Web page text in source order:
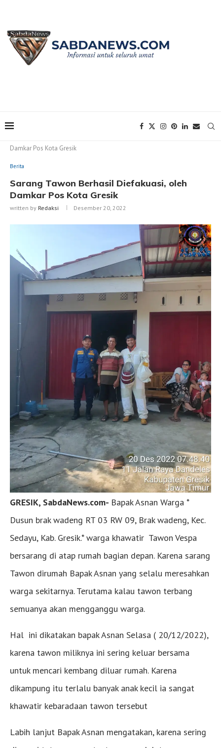
Damkar Pos Kota Gresik
Berita
Sarang Tawon Berhasil Diefakuasi, oleh
Damkar Pos Kota Gresik
written by Redaksi Desember 20, 2022
GRESIK, SabdaNews.com- Bapak Asnan Warga *
Dusun brak wadeng RT 03 RW 09, Brak wadeng, Kec.
Sedayu, Kab. Gresik.* warga khawatir Tawon Vespa
bersarang di atap rumah bagian depan. Karena sarang
Tawon dirumah Bapak Asnan yang selalu meresahkan
warga sekitarnya. Terutama kalau tawon terbang
semuanya akan mengganggu warga.
Hal ini dikatakan bapak Asnan Selasa ( 20/12/2022),
karena tawon miliknya ini sering keluar bersama
untuk mencari kembang diluar rumah. Karena
dikampung itu terlalu banyak anak kecil ia sangat
khawatir kebaradaan tawon tersebut
Labih lanjut Bapak Asnan mengatakan, karena sering